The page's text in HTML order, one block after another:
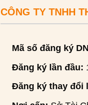
CÔNG TY TNHH
Mã số đăng ký
Đăng ký lần đầu:
Đăng ký thay đổi